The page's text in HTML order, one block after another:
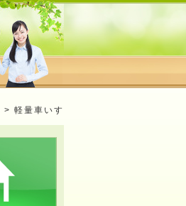
> 軽量車いす